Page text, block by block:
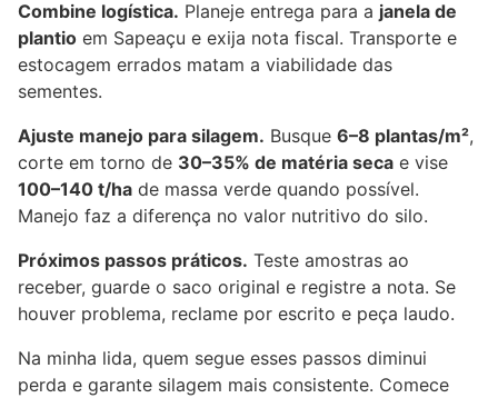
Combine logística. Planeje entrega para a janela de
plantio em Sapeaçu e exija nota fiscal. Transporte e
estocagem errados matam a viabilidade das
sementes.
Ajuste manejo para silagem. Busque 6–8 plantas/m²,
corte em torno de 30–35% de matéria seca e vise
100–140 t/ha de massa verde quando possível.
Manejo faz a diferença no valor nutritivo do silo.
Próximos passos práticos. Teste amostras ao
receber, guarde o saco original e registre a nota. Se
houver problema, reclame por escrito e peça laudo.
Na minha lida, quem segue esses passos diminui
perda e garante silagem mais consistente. Comece